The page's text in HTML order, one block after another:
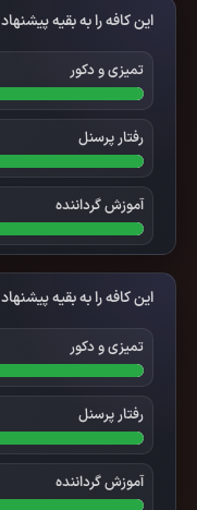
این کافه را به بقیه پیشنهاد
تمیزی و دکور
رفتار پرسنل
آموزش گرداننده
این کافه را به بقیه پیشنهاد
تمیزی و دکور
رفتار پرسنل
آموزش گرداننده